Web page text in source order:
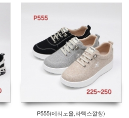
P555(메리노울,라텍스깔창)